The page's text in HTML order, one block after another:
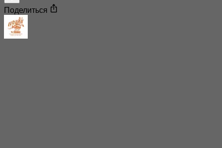
Поделиться